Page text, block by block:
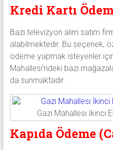
Kredi Kartı
Bazı televizyon alım satım
alabilmektedir. Bu seçenek,
ödeme yapmak isteyenler için
Mahallesi’ndeki bazı
da sunmaktadır.
Gazi Mahallesi İkinci
Kapıda Ödeme